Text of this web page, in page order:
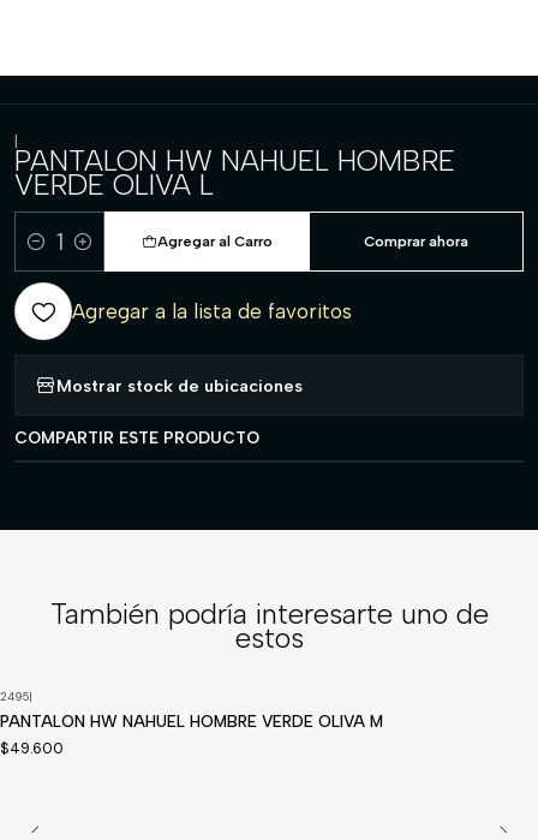
|
PANTALON HW NAHUEL HOMBRE
VERDE OLIVA L
Cantidad
Agregar al Carro Comprar ahora
Agregar a la lista de favoritos
Mostrar stock de ubicaciones
COMPARTIR ESTE PRODUCTO
También podría interesarte uno de
estos
2495|
PANTALON HW NAHUEL HOMBRE VERDE OLIVA M
$49.600